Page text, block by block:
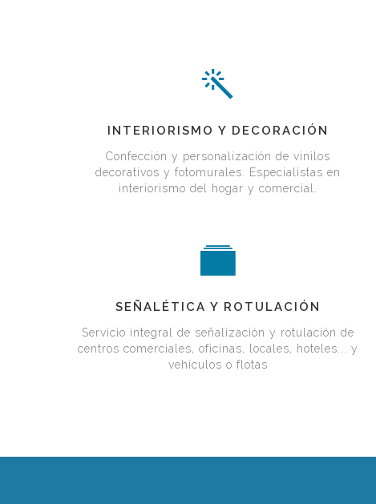
INTERIORISMO
Y
DECORACIÓN
INTERIORISMO Y DECORACIÓN
Confección y personalización de vinilos
decorativos y fotomurales. Especialistas en
interiorismo del hogar y comercial.
SEÑALÉTICA
Y
ROTULACIÓN
SEÑALÉTICA Y ROTULACIÓN
Servicio integral de señalización y rotulación de
centros comerciales, oficinas, locales, hoteles... y
vehículos o flotas